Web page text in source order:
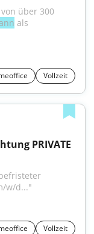
über 300
als
Vollzeit
PRIVATE
w/d..."
Vollzeit